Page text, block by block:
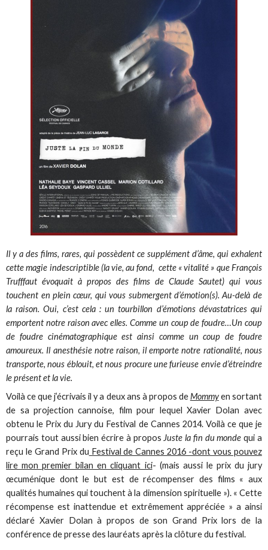
Il y a des films, rares, qui possèdent ce supplément d’âme, qui exhalent
cette magie indescriptible (la vie, au fond, cette « vitalité » que François
Trufffaut évoquait à propos des films de Claude Sautet) qui vous
touchent en plein cœur, qui vous submergent d’émotion(s). Au-delà de
la raison. Oui, c’est cela : un tourbillon d’émotions dévastatrices qui
emportent notre raison avec elles. Comme un coup de foudre…Un coup
de foudre cinématographique est ainsi comme un coup de foudre
amoureux. Il anesthésie notre raison, il emporte notre rationalité, nous
transporte, nous éblouit, et nous procure une furieuse envie d’étreindre
le présent et la vie.
Voilà ce que j’écrivais il y a deux ans à propos deMommyen sortant
de sa projection cannoise, film pour lequel Xavier Dolan avec
obtenu le Prix du Jury du Festival de Cannes 2014. Voilà ce que je
pourrais tout aussi bien écrire à propos Juste la fin du monde qui a
reçu le Grand Prix du Festival de Cannes 2016 -dont vous pouvez
lire mon premier bilan en cliquant ici- (mais aussi le prix du jury
œcuménique dont le but est de récompenser des films « aux
qualités humaines qui touchent à la dimension spirituelle »). « Cette
récompense est inattendue et extrêmement appréciée » a ainsi
déclaré Xavier Dolan à propos de son Grand Prix lors de la
conférence de presse des lauréats après la clôture du festival.